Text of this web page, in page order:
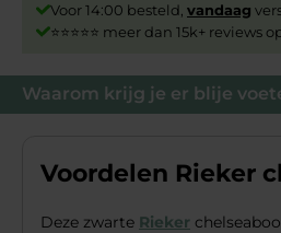
Waarom krijg je er blije
Voordelen Rieker
Deze zwarte Rieker
Voor 14:00 besteld, vandaag
⭐⭐⭐⭐⭐ meer dan 15k+ reviews